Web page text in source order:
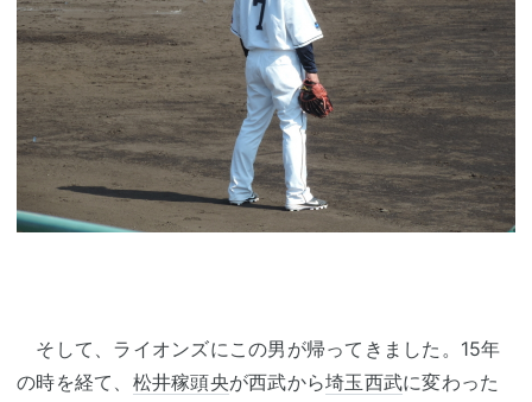
そして、ライオンズにこの男が帰ってきました。15年
の時を経て、 松井稼頭央が西武から埼玉西武に変わった